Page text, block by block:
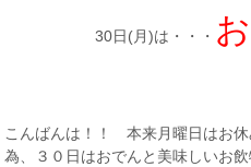
30日(月)は・・・
こんばんは！！ 本来月曜日はお
為、３０日はおでんと美味しいお